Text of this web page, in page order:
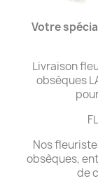
Votre
Livraison
obsèques
Nos
obsèques,
de